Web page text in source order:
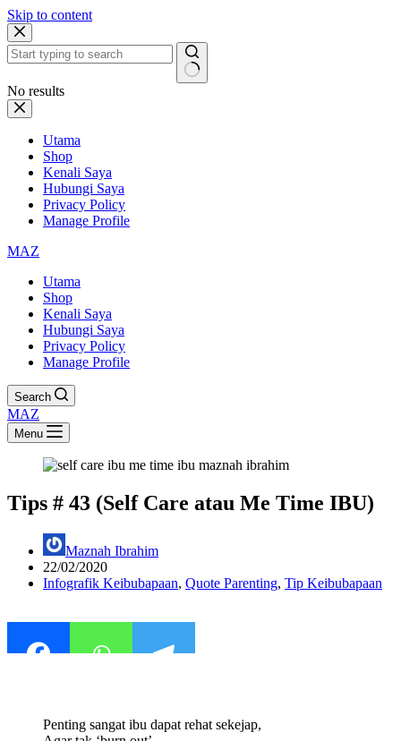
Skip to content
No results
Utama
Shop
Kenali Saya
Hubungi Saya
Privacy Policy
Manage Profile
MAZ
Utama
Shop
Kenali Saya
Hubungi Saya
Privacy Policy
Manage Profile
Search
MAZ
Menu
Tips # 43 (Self Care atau Me Time IBU)
Maznah Ibrahim
22/02/2020
Infografik Keibubapaan, Quote Parenting, Tip Keibubapaan
Penting sangat ibu dapat rehat sekejap,